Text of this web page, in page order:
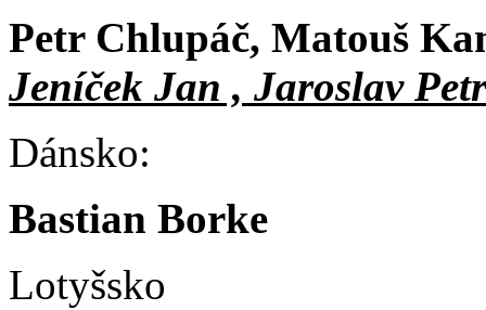
Petr Chlupáč, Matouš
Jeníček Jan , Jaroslav
Dánsko:
Bastian Borke
Lotyšsko